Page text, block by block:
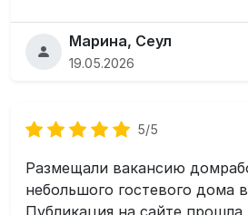
Марина, Сеул
19.05.2026
5/5
Размещали вакансию
небольшого гостевого дома
Публикация на сайте прошла